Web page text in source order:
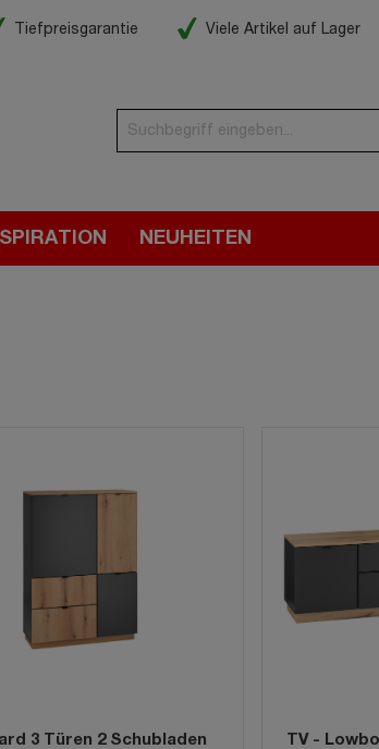
Tiefpreisgarantie Viele Artikel auf Lager
NEUHEITEN
3 Türen 2 Schubladen
TV -